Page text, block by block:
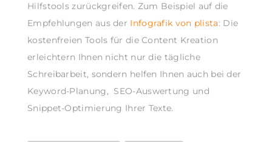
Hilfstools zurückgreifen. Zum Beispiel auf die
Empfehlungen aus der Infografik von plista: Die
kostenfreien Tools für die Content Kreation
erleichtern Ihnen nicht nur die tägliche
Schreibarbeit, sondern helfen Ihnen auch bei der
Keyword-Planung, SEO-Auswertung und
Snippet-Optimierung Ihrer Texte.